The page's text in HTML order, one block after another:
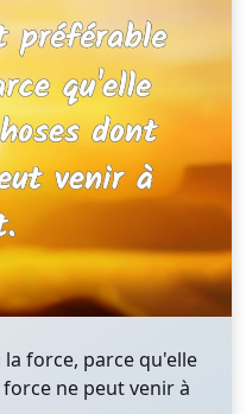
force, parce qu'elle
ne peut venir à